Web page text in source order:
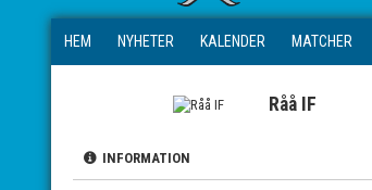
HEM NYHETER KALENDER MATCHER
Råå IF
INFORMATION